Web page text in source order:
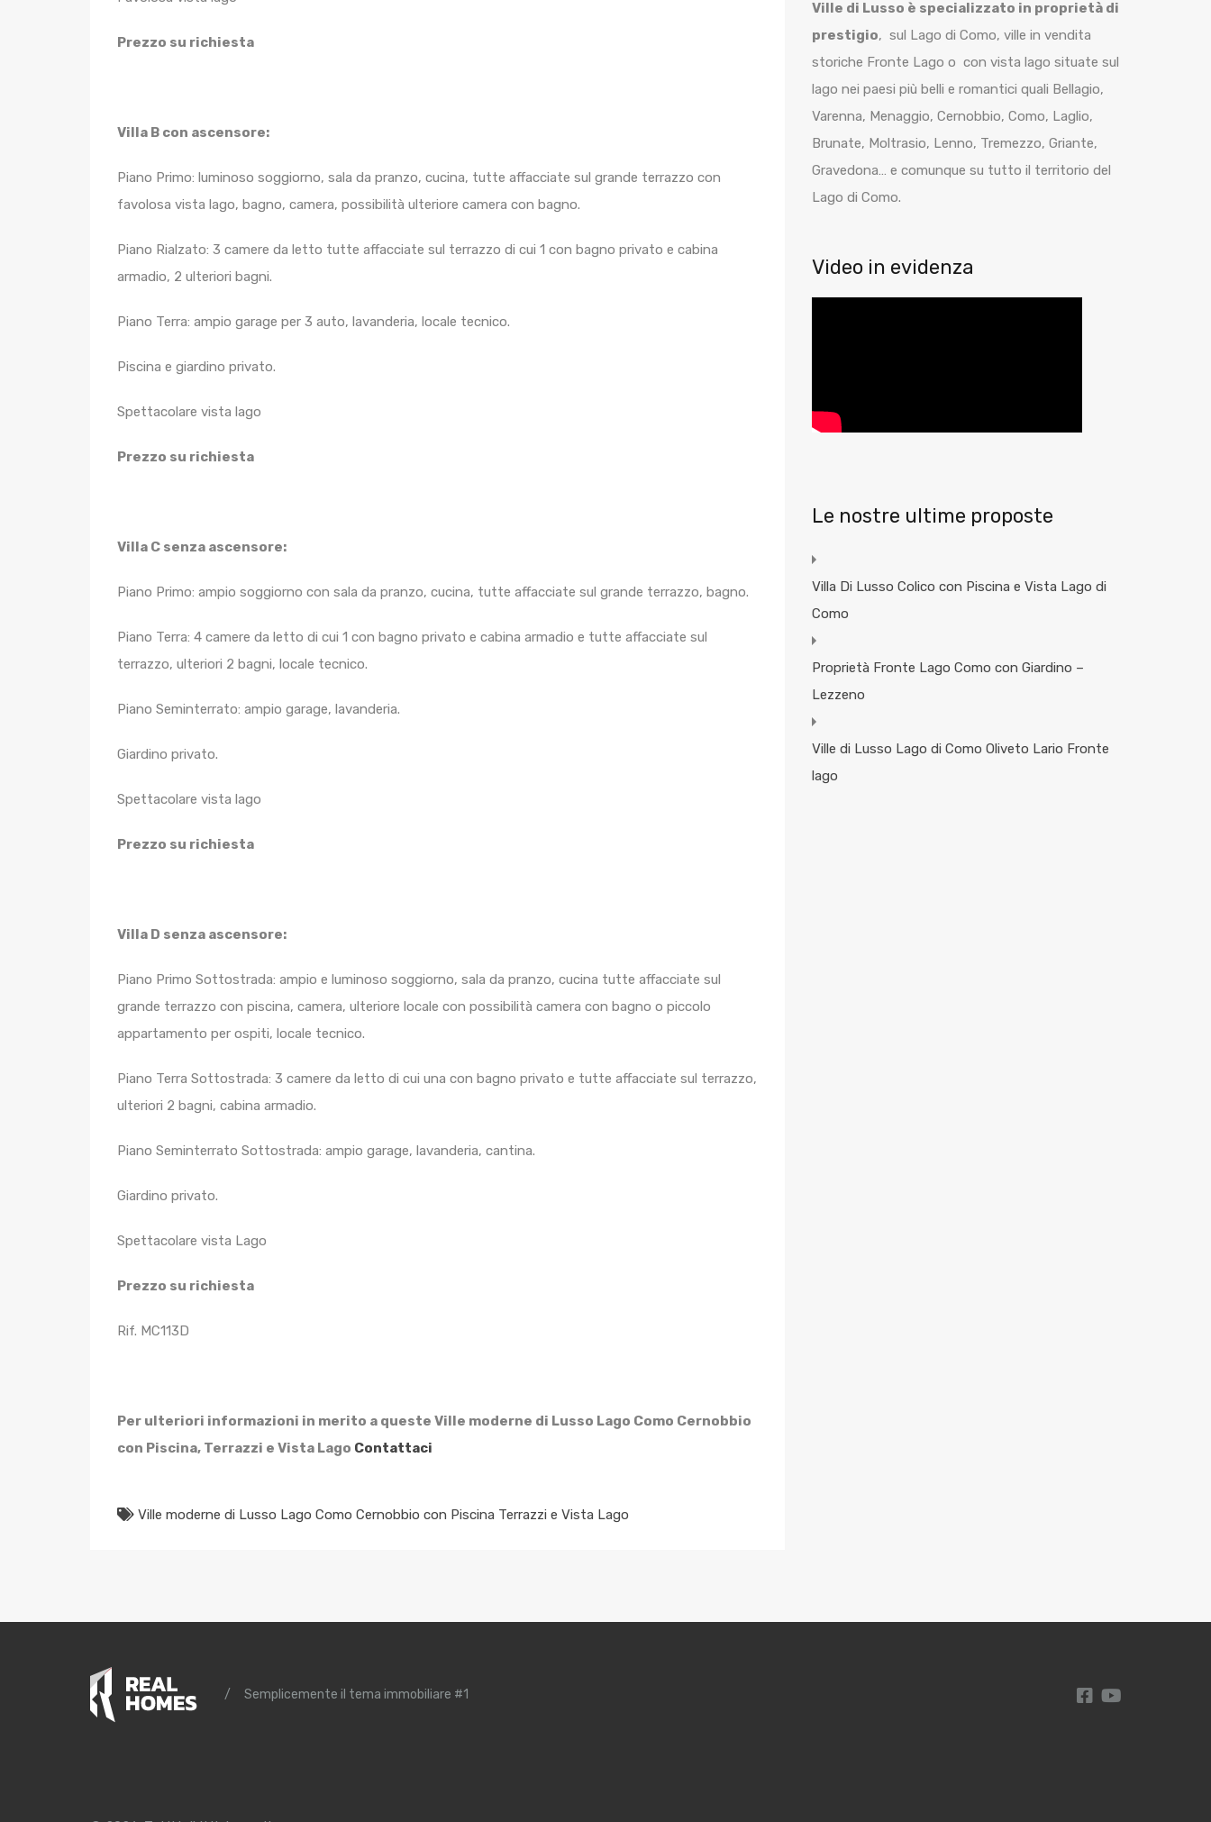
Prezzo su richiesta
Villa B con ascensore:
Piano Primo: luminoso soggiorno, sala da pranzo, cucina, tutte affacciate sul grande terrazzo con
favolosa vista lago, bagno, camera, possibilità ulteriore camera con bagno.
Piano Rialzato: 3 camere da letto tutte affacciate sul terrazzo di cui 1 con bagno privato e cabina
armadio, 2 ulteriori bagni.
Piano Terra: ampio garage per 3 auto, lavanderia, locale tecnico.
Piscina e giardino privato.
Spettacolare vista lago
Prezzo su richiesta
Villa C senza ascensore:
Piano Primo: ampio soggiorno con sala da pranzo, cucina, tutte affacciate sul grande terrazzo, bagno.
Piano Terra: 4 camere da letto di cui 1 con bagno privato e cabina armadio e tutte affacciate sul
terrazzo, ulteriori 2 bagni, locale tecnico.
Piano Seminterrato: ampio garage, lavanderia.
Giardino privato.
Spettacolare vista lago
Prezzo su richiesta
Villa D senza ascensore:
Piano Primo Sottostrada: ampio e luminoso soggiorno, sala da pranzo, cucina tutte affacciate sul
grande terrazzo con piscina, camera, ulteriore locale con possibilità camera con bagno o piccolo
appartamento per ospiti, locale tecnico.
Piano Terra Sottostrada: 3 camere da letto di cui una con bagno privato e tutte affacciate sul terrazzo,
ulteriori 2 bagni, cabina armadio.
Piano Seminterrato Sottostrada: ampio garage, lavanderia, cantina.
Giardino privato.
Spettacolare vista Lago
Prezzo su richiesta
Rif. MC113D
Per ulteriori informazioni in merito a queste Ville moderne di Lusso Lago Como Cernobbio
con Piscina, Terrazzi e Vista Lago Contattaci
Ville moderne di Lusso Lago Como Cernobbio con Piscina Terrazzi e Vista Lago
Ville di Lusso è specializzato in proprietà di
prestigio, sul Lago di Como, ville in vendita
storiche Fronte Lago o con vista lago situate sul
lago nei paesi più belli e romantici quali Bellagio,
Varenna, Menaggio, Cernobbio, Como, Laglio,
Brunate, Moltrasio, Lenno, Tremezzo, Griante,
Gravedona… e comunque su tutto il territorio del
Lago di Como.
Video in evidenza
Le nostre ultime proposte
Villa Di Lusso Colico con Piscina e Vista Lago di
Como
Proprietà Fronte Lago Como con Giardino –
Lezzeno
Ville di Lusso Lago di Como Oliveto Lario Fronte
lago
/ Semplicemente il tema immobiliare #1